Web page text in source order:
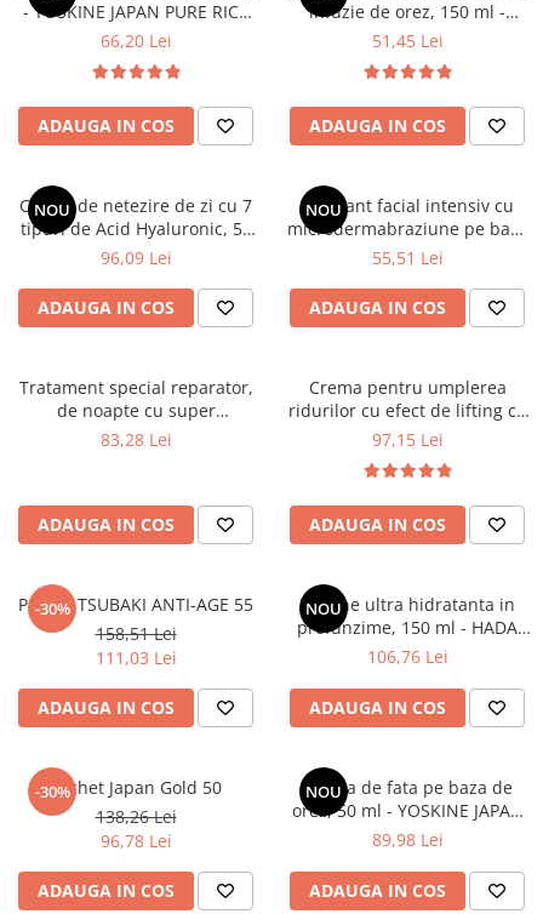
- YOSKINE JAPAN PURE RICE
INFUSION
66,20 Lei
ADAUGA IN COS
infuzie de orez, 150 ml -
YOSKINE JAPAN PURE RICE
51,45 Lei
ADAUGA IN COS
NOU
Crema de netezire de zi cu 7
tipuri de Acid Hyaluronic, 50
ml - HADA LABO TOKYO
96,09 Lei
ADAUGA IN COS
NOU
Exfoliant facial intensiv cu
microdermabraziune pe baza
de orez,75 ml - YOSKINE
55,51 Lei
ADAUGA IN COS
Tratament special reparator,
de noapte cu super
hyaluronic acid si
83,28 Lei
ADAUGA IN COS
Crema pentru umplerea
ridurilor cu efect de lifting cu
caviar verde 60+ de zi si de
OKINAWA GREEN CAVIAR
97,15 Lei
ADAUGA IN COS
-30%
Pachet TSUBAKI ANTI-AGE 55
158,51 Lei
111,03 Lei
ADAUGA IN COS
NOU
Lotiune ultra hidratanta in
profunzime, 150 ml - HADA
LABO TOKYO PREMIUM
106,76 Lei
ADAUGA IN COS
-30%
Pachet Japan Gold 50
138,26 Lei
96,78 Lei
ADAUGA IN COS
NOU
Crema de fata pe baza de
orez, 50 ml - YOSKINE JAPAN
PURE RICE INFUSION
89,98 Lei
ADAUGA IN COS